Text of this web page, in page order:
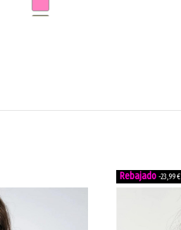
-23,99 €